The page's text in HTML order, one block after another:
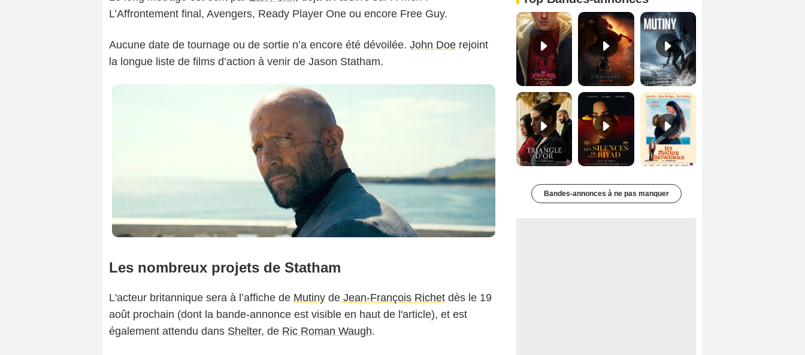
L’Affrontement final, Avengers, Ready Player One ou encore Free Guy.
Aucune date de tournage ou de sortie n’a encore été dévoilée. John Doe rejoint
la longue liste de films d’action à venir de Jason Statham.
Les nombreux projets de Statham
L'acteur britannique sera à l’affiche de Mutiny de Jean-François Richet dès le 19
août prochain (dont la bande-annonce est visible en haut de l'article), et est
également attendu dans Shelter, de Ric Roman Waugh.
Spider-Man: Brand New Day Bande-annonce VO STFR L'Odyssée Bande-annonce VO STFR
Les Silences de Riyad Bande-annonce VO STFR Les Matins merveilleux Bande-annonce VF
Bandes-annonces à ne pas manquer